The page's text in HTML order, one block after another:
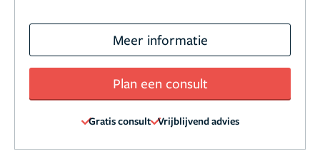
Meer informatie
Plan een consult
Gratis consult Vrijblijvend advies